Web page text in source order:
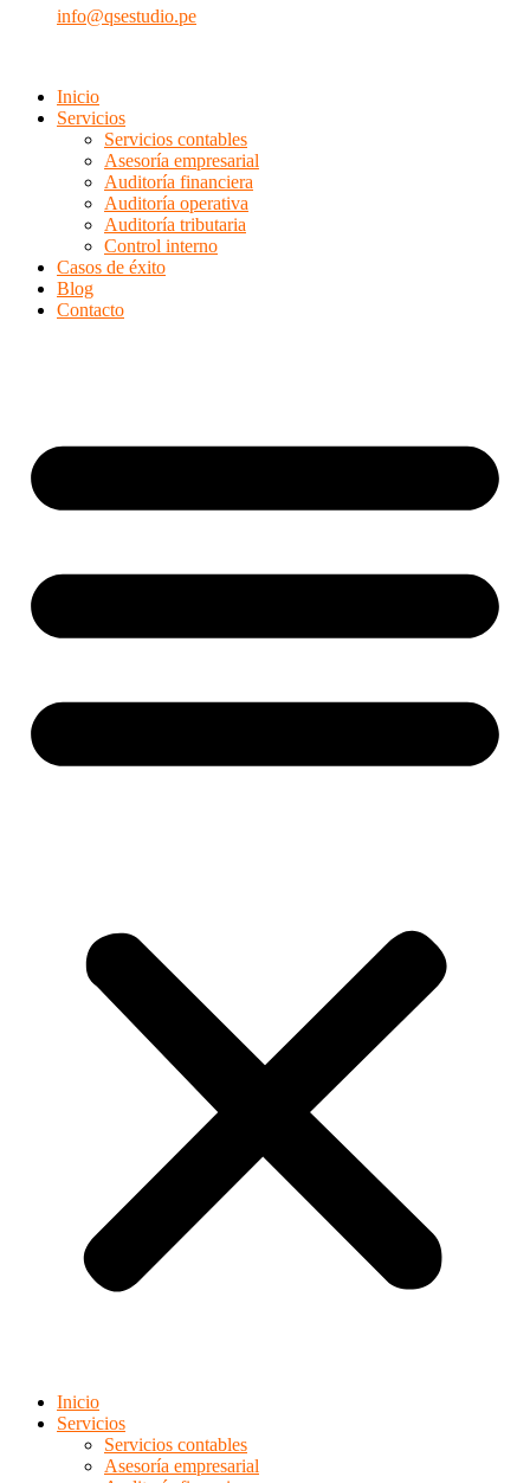
info@qsestudio.pe
Inicio
Servicios
Servicios contables
Asesoría empresarial
Auditoría financiera
Auditoría operativa
Auditoría tributaria
Control interno
Casos de éxito
Blog
Contacto
Inicio
Servicios
Servicios contables
Asesoría empresarial